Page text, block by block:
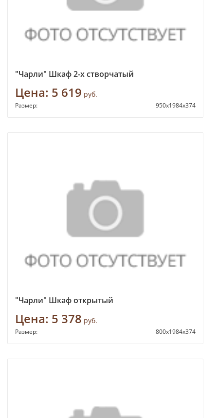
"Чарли" Шкаф 2-х створчатый
Цена: 5 619 руб.
Размер: 950х1984х374
"Чарли" Шкаф открытый
Цена: 5 378 руб.
Размер: 800х1984х374